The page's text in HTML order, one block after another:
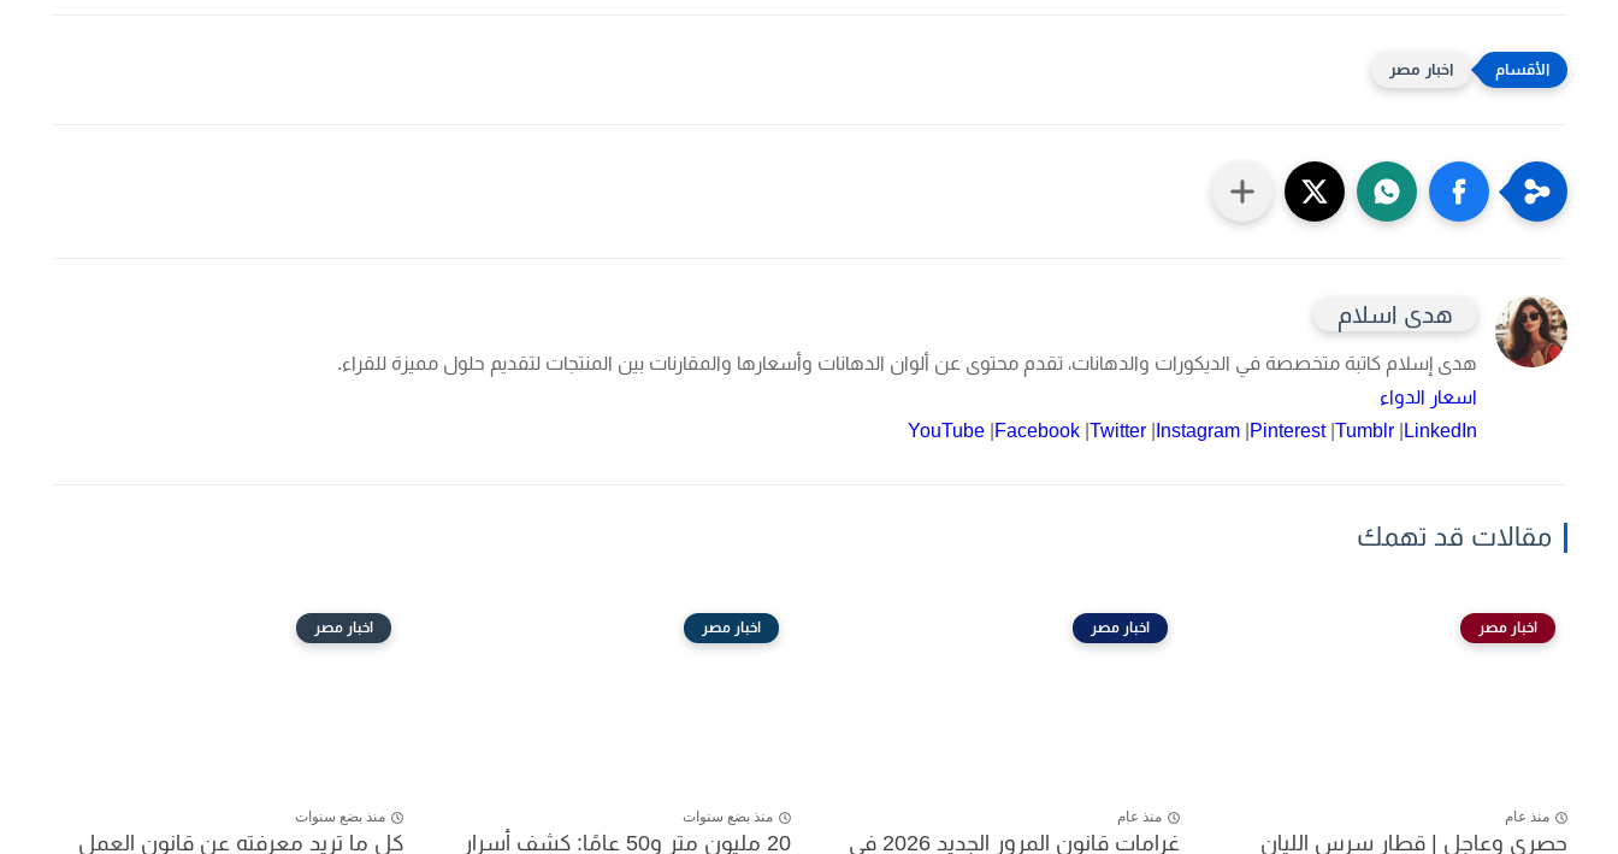
اخبار مصر
هدى اسلام
هدى إسلام كاتبة متخصصة في الديكورات والدهانات، تقدم محتوى عن ألوان الدهانات وأسعارها والمقارنات بين المنتجات لتقديم حلول مميزة للقراء.
اسعار الدواء
YouTube Facebook Twitter Instagram Pinterest| Tumblr LinkedIn
مقالات قد تهمك
اخبار مصر
منذ عام
حصري وعاجل | قطار سرس الليان
اخبار مصر
منذ عام
غرامات قانون المرور الجديد 2026 في
اخبار مصر
منذ بضع سنوات
20 مليون متر و50 عامًا: كشف أسرار
اخبار مصر
منذ بضع سنوات
كل ما تريد معرفته عن قانون العمل